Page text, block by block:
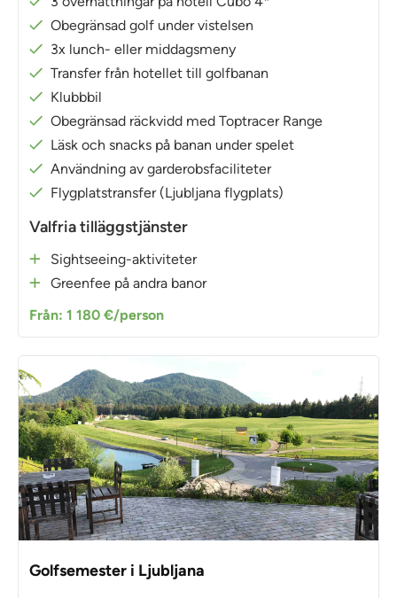
Obegränsad golf under vistelsen
3x lunch- eller middagsmeny
Transfer från hotellet till golfbanan
Klubbbil
Obegränsad räckvidd med Toptracer Range
Läsk och snacks på banan under spelet
Användning av garderobsfaciliteter
Flygplatstransfer (Ljubljana flygplats)
Valfria tilläggstjänster
Sightseeing-aktiviteter
Greenfee på andra banor
Från: 1 180 €/person
Golfsemester i Ljubljana